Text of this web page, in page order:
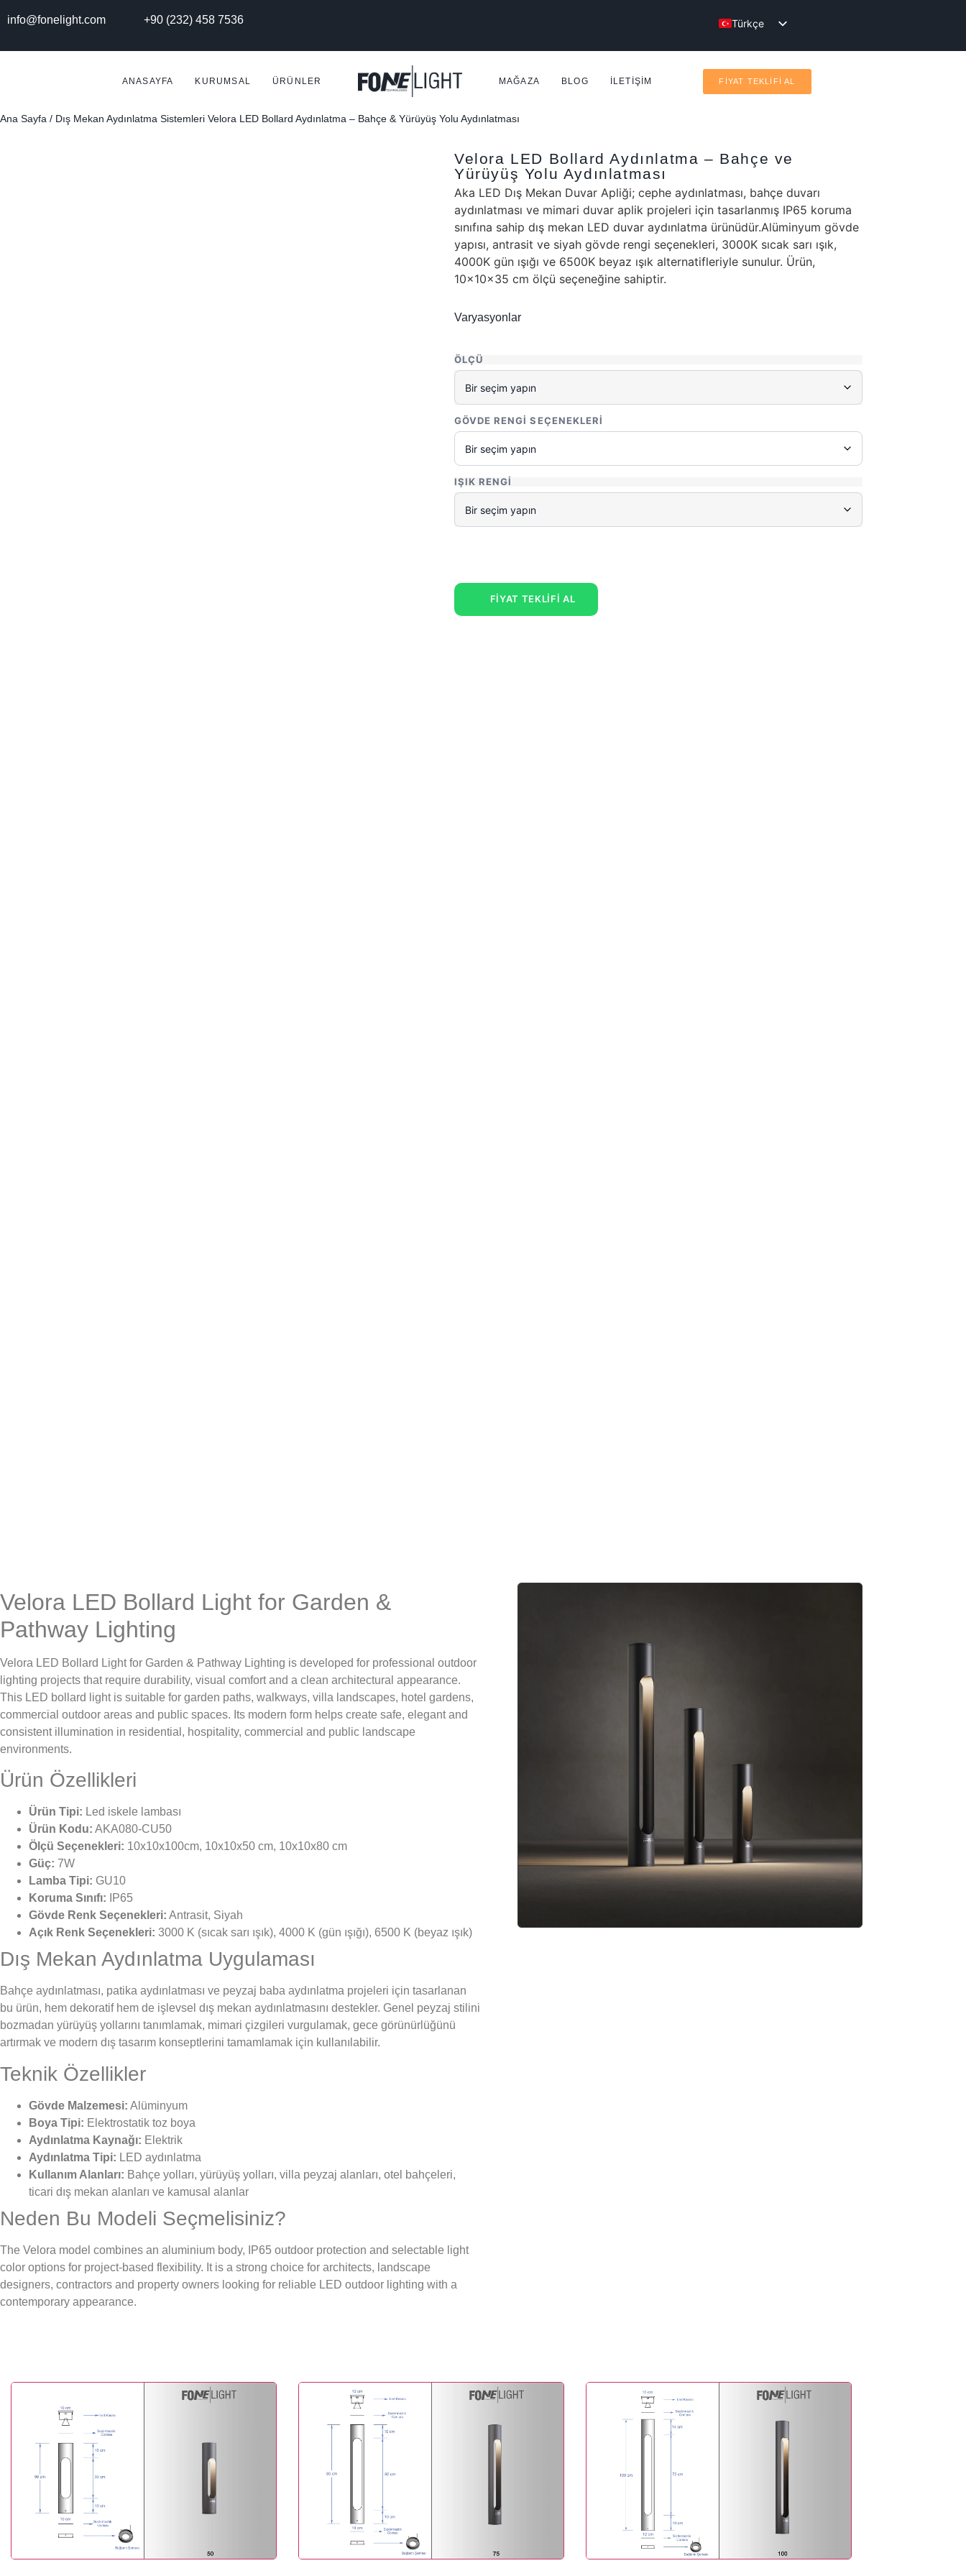
info@fonelight.com +90 (232) 458 7536
Türkçe
ANASAYFA KURUMSAL ÜRÜNLER MAĞAZA BLOG İLETIŞIM FİYAT TEKLİFİ AL
Ana Sayfa / Dış Mekan Aydınlatma Sistemleri Velora LED Bollard Aydınlatma – Bahçe & Yürüyüş Yolu Aydınlatması
Velora LED Bollard Aydınlatma – Bahçe ve
Yürüyüş Yolu Aydınlatması
Aka LED Dış Mekan Duvar Apliği; cephe aydınlatması, bahçe duvarı
aydınlatması ve mimari duvar aplik projeleri için tasarlanmış IP65 koruma
sınıfına sahip dış mekan LED duvar aydınlatma ürünüdür.Alüminyum gövde
yapısı, antrasit ve siyah gövde rengi seçenekleri, 3000K sıcak sarı ışık,
4000K gün ışığı ve 6500K beyaz ışık alternatifleriyle sunulur. Ürün,
10x10x35 cm ölçü seçeneğine sahiptir.
Varyasyonlar
ÖLÇÜ
GÖVDE RENGI SEÇENEKLERI
IŞIK RENGI
FİYAT TEKLİFİ AL
Velora LED Bollard Light for Garden &
Pathway Lighting
Velora LED Bollard Light for Garden & Pathway Lighting is developed for professional outdoor
lighting projects that require durability, visual comfort and a clean architectural appearance.
This LED bollard light is suitable for garden paths, walkways, villa landscapes, hotel gardens,
commercial outdoor areas and public spaces. Its modern form helps create safe, elegant and
consistent illumination in residential, hospitality, commercial and public landscape
environments.
Ürün Özellikleri
Ürün Tipi: Led iskele lambası
Ürün Kodu: AKA080-CU50
Ölçü Seçenekleri: 10x10x100cm, 10x10x50 cm, 10x10x80 cm
Güç: 7W
Lamba Tipi: GU10
Koruma Sınıfı: IP65
Gövde Renk Seçenekleri: Antrasit, Siyah
Açık Renk Seçenekleri: 3000 K (sıcak sarı ışık), 4000 K (gün ışığı), 6500 K (beyaz ışık)
Dış Mekan Aydınlatma Uygulaması
Bahçe aydınlatması, patika aydınlatması ve peyzaj baba aydınlatma projeleri için tasarlanan
bu ürün, hem dekoratif hem de işlevsel dış mekan aydınlatmasını destekler. Genel peyzaj stilini
bozmadan yürüyüş yollarını tanımlamak, mimari çizgileri vurgulamak, gece görünürlüğünü
artırmak ve modern dış tasarım konseptlerini tamamlamak için kullanılabilir.
Teknik Özellikler
Gövde Malzemesi: Alüminyum
Boya Tipi: Elektrostatik toz boya
Aydınlatma Kaynağı: Elektrik
Aydınlatma Tipi: LED aydınlatma
Kullanım Alanları: Bahçe yolları, yürüyüş yolları, villa peyzaj alanları, otel bahçeleri,
ticari dış mekan alanları ve kamusal alanlar
Neden Bu Modeli Seçmelisiniz?
The Velora model combines an aluminium body, IP65 outdoor protection and selectable light
color options for project-based flexibility. It is a strong choice for architects, landscape
designers, contractors and property owners looking for reliable LED outdoor lighting with a
contemporary appearance.